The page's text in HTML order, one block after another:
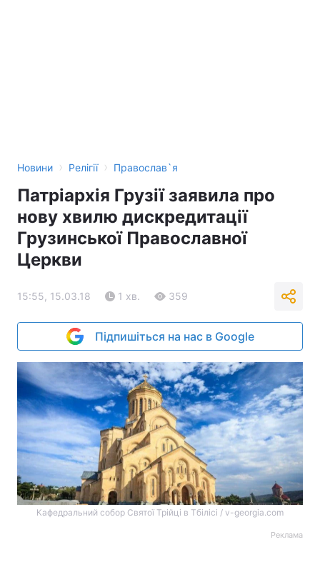
Новини › Релігії › Православ`я
Патріархія Грузії заявила про
нову хвилю дискредитації
Грузинської Православної
Церкви
15:55, 15.03.18 1 хв. 359
Підпишіться на нас в Google
Кафедральний собор Святої Трійці в Тбілісі / v-georgia.com
Реклама